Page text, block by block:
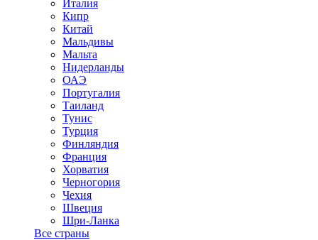
Италия
Кипр
Китай
Мальдивы
Мальта
Нидерланды
ОАЭ
Португалия
Таиланд
Тунис
Турция
Финляндия
Франция
Хорватия
Черногория
Чехия
Швеция
Шри-Ланка
Все страны